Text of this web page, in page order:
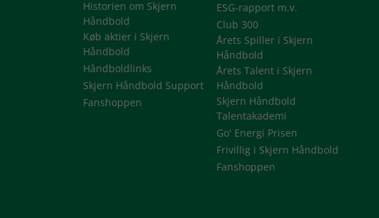
Historien om Skjern
Håndbold
Køb aktier i Skjern
Håndbold
Håndboldlinks
Skjern Håndbold Support
Fanshoppen
ESG-rapport m.v.
Club 300
Årets Spiller i Skjern
Håndbold
Årets Talent i Skjern
Håndbold
Skjern Håndbold
Talentakademi
Go' Energi Prisen
Frivillig i Skjern Håndbold
Fanshoppen